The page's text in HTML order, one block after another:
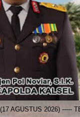
2026) ----- TERIMA